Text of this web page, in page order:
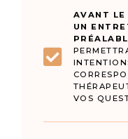
AVANT LE
UN
VOS